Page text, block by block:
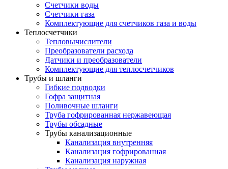
Счетчики воды
Счетчики газа
Комплектующие для счетчиков газа и воды
Теплосчетчики
Тепловычислители
Преобразователи расхода
Датчики и преобразователи
Комплектующие для теплосчетчиков
Трубы и шланги
Гибкие подводки
Гофра защитная
Поливочные шланги
Труба гофрированная нержавеющая
Трубы обсадные
Трубы канализационные
Канализация внутренняя
Канализация гофрированная
Канализация наружная